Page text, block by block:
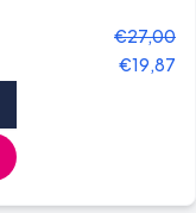
€27,00
€19,87